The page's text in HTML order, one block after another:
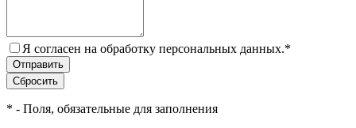
Я согласен на обработку персональных данных.*
* - Поля, обязательные для заполнения